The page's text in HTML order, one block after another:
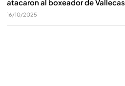
atacaron al boxeador de Vallecas
16/10/2025